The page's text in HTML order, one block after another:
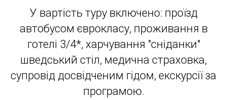
У вартість туру включено: проїзд
автобусом єврокласу, проживання в
готелі 3/4*, харчування "сніданки"
шведський стіл, медична страховка,
супровід досвідченим гідом, екскурсії за
програмою.